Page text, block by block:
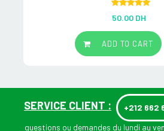
out of 5
50.00 DH
ADD TO CART
SERVICE CLIENT : +212 662
questions ou demandes du lundi au